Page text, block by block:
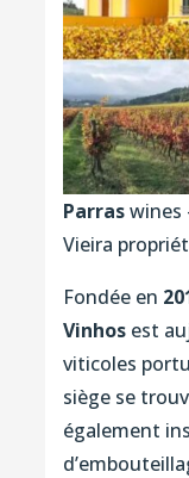
Parraswines
Vieira
Fondée en
Vinhosest
viticoles
siège se
également